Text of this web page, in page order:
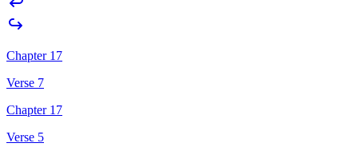
Chapter 17
Verse 7
Chapter 17
Verse 5